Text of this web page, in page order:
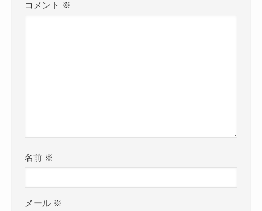
コメント ※
名前 ※
メール ※